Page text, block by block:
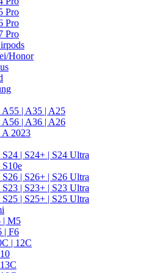
Pro
Pro
Pro
Honor
A55 | A35 | A25
A56 | A36 | A26
A 2023
| S24+ | S24 Ultra
| S26+ | S26 Ultra
| S23+ | S23 Ultra
| S25+ | S25 Ultra
| M5
| F6
| 12C